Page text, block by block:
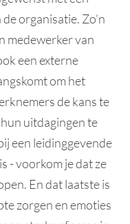
organisatie. Zo’n
medewerker van
een externe
om het
de kans te
uitdagingen te
een leidinggevende
- voorkom je dat ze
En dat laatste is
zorgen en emoties